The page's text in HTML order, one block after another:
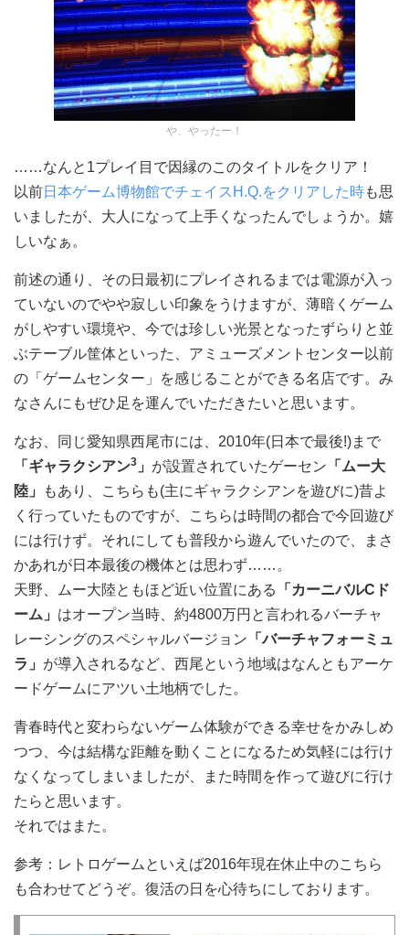
や、やったー！
……なんと1プレイ目で因縁のこのタイトルをクリア！
以前日本ゲーム博物館でチェイスH.Q.をクリアした時も思
いましたが、大人になって上手くなったんでしょうか。嬉
しいなぁ。
前述の通り、その日最初にプレイされるまでは電源が入っ
ていないのでやや寂しい印象をうけますが、薄暗くゲーム
がしやすい環境や、今では珍しい光景となったずらりと並
ぶテーブル筐体といった、アミューズメントセンター以前
の「ゲームセンター」を感じることができる名店です。み
なさんにもぜひ足を運んでいただきたいと思います。
なお、同じ愛知県西尾市には、2010年(日本で最後!)まで
「ギャラクシアン3 」 が設置されていたゲーセン 「ムー大
陸」
もあり、こちらも(主にギャラクシアンを遊びに)昔よ
く行っていたものですが、こちらは時間の都合で今回遊び
には行けず。それにしても普段から遊んでいたので、まさ
かあれが日本最後の機体とは思わず……。
天野、ムー大陸ともほど近い位置にある
「カーニバルCド
ーム」 はオープン当時、約4800万円と言われるバーチャ
レーシングのスペシャルバージョン 「バーチャフォーミュ
ラ」 が導入されるなど、西尾という地域はなんともアーケ
ードゲームにアツい土地柄でした。
青春時代と変わらないゲーム体験ができる幸せをかみしめ
つつ、今は結構な距離を動くことになるため気軽には行け
なくなってしまいましたが、また時間を作って遊びに行け
たらと思います。
それではまた。
参考：レトロゲームといえば2016年現在休止中のこちら
も合わせてどうぞ。復活の日を心待ちにしております。